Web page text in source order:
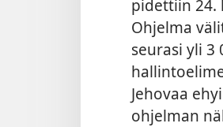
pidettiin 24.
Ohjelma
seurasi yli 3
Jehovaa
ohjelman